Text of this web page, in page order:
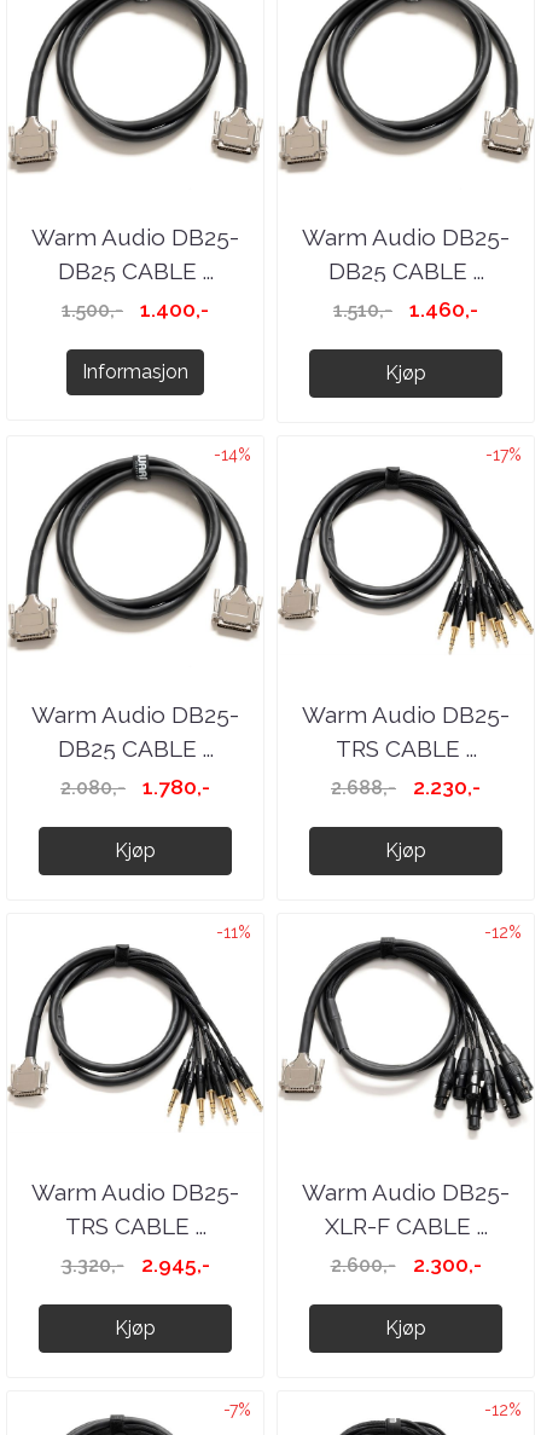
Warm Audio DB25-
DB25 CABLE ...
1.500,- 1.400,-
Informasjon
Warm Audio DB25-
DB25 CABLE ...
1.510,- 1.460,-
Kjøp
-14%
Warm Audio DB25-
DB25 CABLE ...
2.080,- 1.780,-
Kjøp
-17%
Warm Audio DB25-
TRS CABLE ...
2.688,- 2.230,-
Kjøp
-11%
Warm Audio DB25-
TRS CABLE ...
3.320,- 2.945,-
Kjøp
-12%
Warm Audio DB25-
XLR-F CABLE ...
2.600,- 2.300,-
Kjøp
-7% -12%